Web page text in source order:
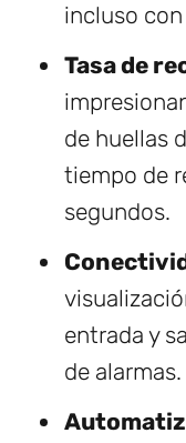
incluso
Tasa de
de huellas
tiempo de
segundos.
entrada y
de alarmas.